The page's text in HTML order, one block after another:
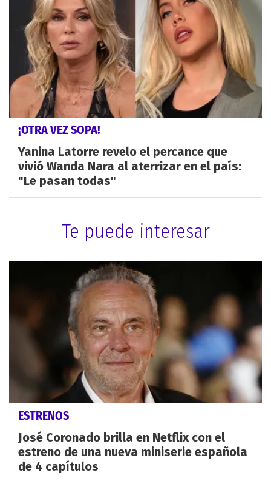
¡OTRA VEZ SOPA!
Yanina Latorre revelo el percance que
vivió Wanda Nara al aterrizar en el país:
"Le pasan todas"
Te puede interesar
ESTRENOS
José Coronado brilla en Netflix con el
estreno de una nueva miniserie española
de 4 capítulos